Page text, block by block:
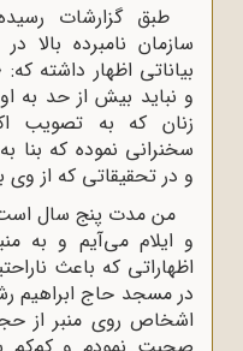
طبق گزارشات
سازمان نامبرده
بیاناتی اظهار داشته
و نباید بیش از حد به
زنان که به تصویب
سخنرانی نموده که بنا
و در تحقیقاتی که از وی
من مدت پنج سال است
و ایلام می‌آیم و به
اظهاراتی که باعث
در مسجد حاج ابراهیم
اشخاص روی منبر از